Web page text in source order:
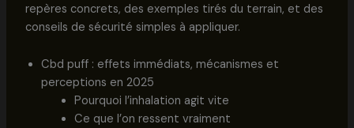
repères concrets, des exemples tirés du terrain, et des
conseils de sécurité simples à appliquer.
Cbd puff : effets immédiats, mécanismes et
perceptions en 2025
Pourquoi l’inhalation agit vite
Ce que l’on ressent vraiment